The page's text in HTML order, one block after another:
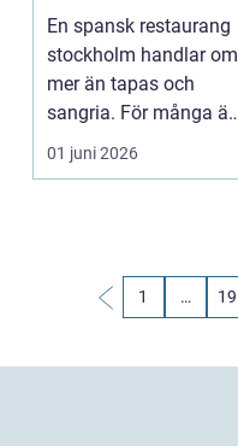
smaker och rätt
stämning
En spansk restaurang
stockholm handlar om
mer än tapas och
sangria. För många är
det en förlängning ...
01 juni 2026
1 … 19